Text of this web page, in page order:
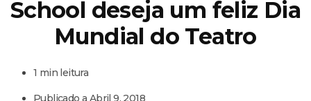
School deseja um feliz Dia
Mundial do Teatro
1 min leitura
Publicado a Abril 9, 2018